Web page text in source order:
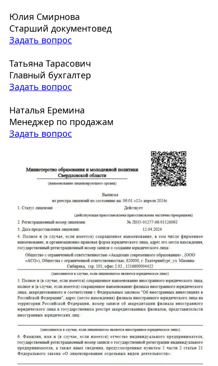
Юлия Смирнова
Старший документовед
Задать вопрос
Татьяна Тарасович
Главный бухгалтер
Задать вопрос
Наталья Еремина
Менеджер по продажам
Задать вопрос